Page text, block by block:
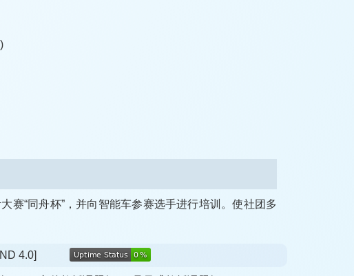
赛“同舟杯”，并向智能车参赛选手进行培训。使社团多
4.0]